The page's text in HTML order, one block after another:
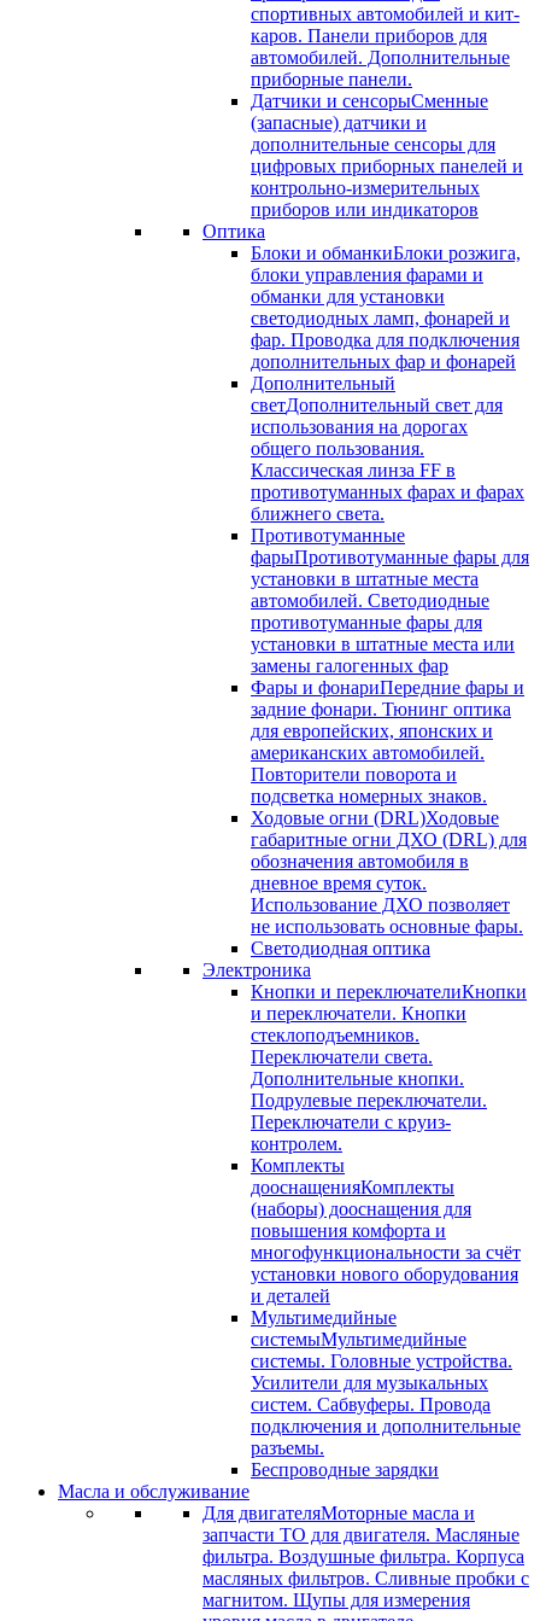
спортивных автомобилей и кит-
каров. Панели приборов для
автомобилей. Дополнительные
приборные панели.
Датчики и сенсорыСменные
(запасные) датчики и
дополнительные сенсоры для
цифровых приборных панелей и
контрольно-измерительных
приборов или индикаторов
Оптика
Блоки и обманкиБлоки розжига,
блоки управления фарами и
обманки для установки
светодиодных ламп, фонарей и
фар. Проводка для подключения
дополнительных фар и фонарей
Дополнительный
светДополнительный свет для
использования на дорогах
общего пользования.
Классическая линза FF в
противотуманных фарах и фарах
ближнего света.
Противотуманные
фарыПротивотуманные фары для
установки в штатные места
автомобилей. Светодиодные
противотуманные фары для
установки в штатные места или
замены галогенных фар
Фары и фонариПередние фары и
задние фонари. Тюнинг оптика
для европейских, японских и
американских автомобилей.
Повторители поворота и
подсветка номерных знаков.
Ходовые огни (DRL)Ходовые
габаритные огни ДХО (DRL) для
обозначения автомобиля в
дневное время суток.
Использование ДХО позволяет
не использовать основные фары.
Светодиодная оптика
Электроника
Кнопки и переключателиКнопки
и переключатели. Кнопки
стеклоподъемников.
Переключатели света.
Дополнительные кнопки.
Подрулевые переключатели.
Переключатели с круиз-
контролем.
Комплекты
дооснащенияКомплекты
(наборы) дооснащения для
повышения комфорта и
многофункциональности за счёт
установки нового оборудования
и деталей
Мультимедийные
системыМультимедийные
системы. Головные устройства.
Усилители для музыкальных
систем. Сабвуферы. Провода
подключения и дополнительные
разъемы.
Беспроводные зарядки
Масла и обслуживание
Для двигателяМоторные масла и
запчасти ТО для двигателя. Масляные
фильтра. Воздушные фильтра. Корпуса
масляных фильтров. Сливные пробки с
магнитом. Щупы для измерения